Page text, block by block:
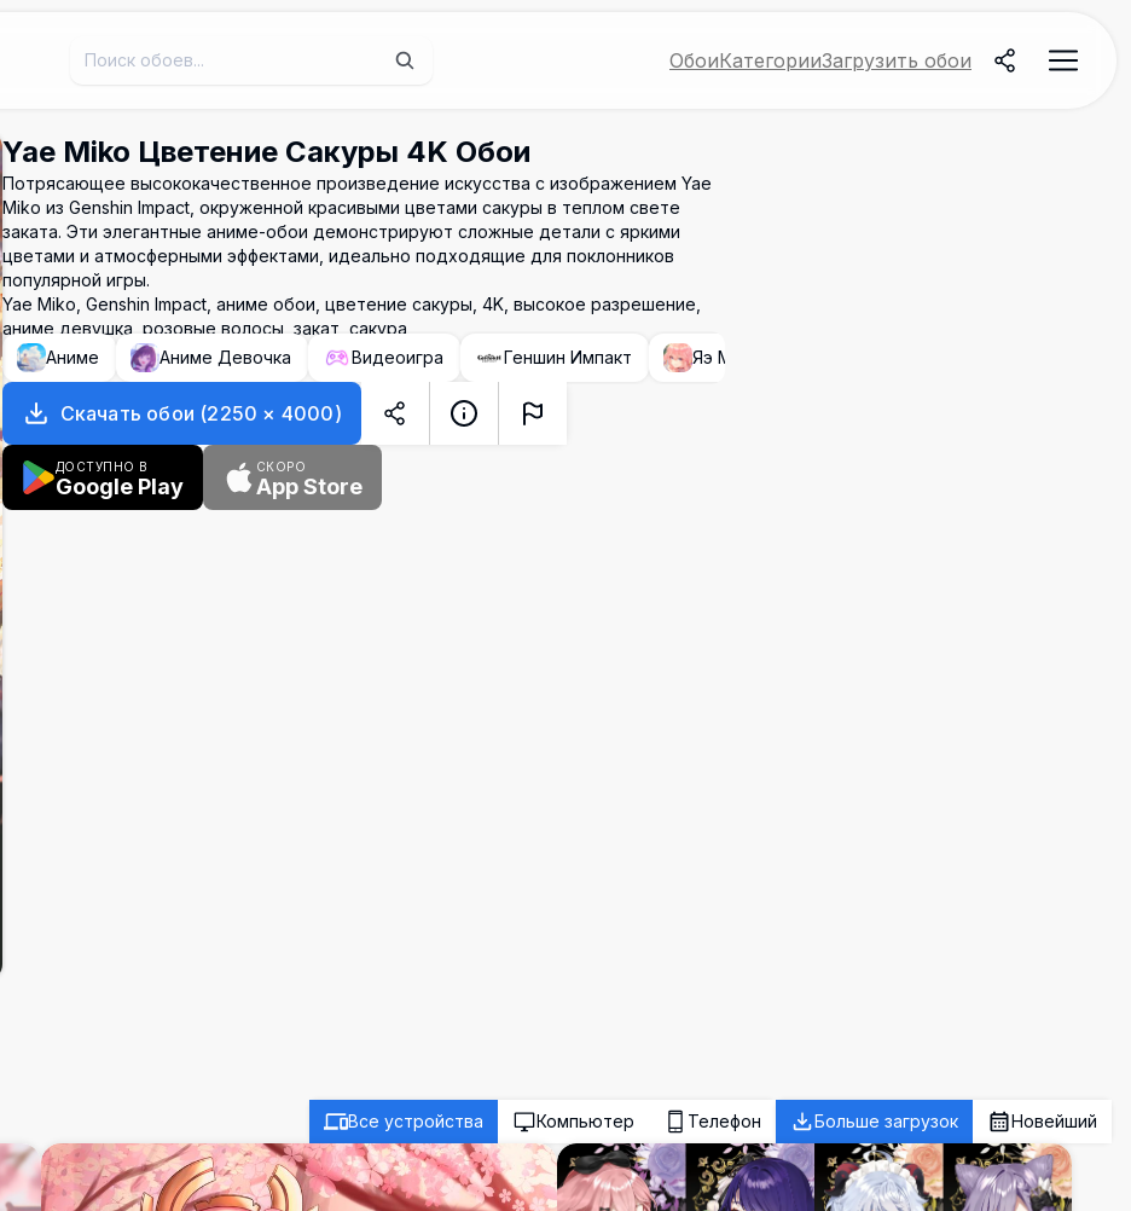
ОбоиКатегорииЗагрузить обои
Yae Miko Цветение Сакуры 4K Обои
Потрясающее высококачественное произведение искусства с изображением Yae
Miko из Genshin Impact, окруженной красивыми цветами сакуры в теплом свете
заката. Эти элегантные аниме-обои демонстрируют сложные детали с яркими
цветами и атмосферными эффектами, идеально подходящие для поклонников
популярной игры.
Yae Miko, Genshin Impact, аниме обои, цветение сакуры, 4K, высокое разрешение,
аниме девушка, розовые волосы, закат, сакура
Аниме
Аниме Девочка Видеоигра Геншин Импакт Яэ Мико (Геншин Импакт)
Скачать обои (2250 × 4000)
ДОСТУПНО В
Google Play
СКОРО
App Store
Все устройства Компьютер Телефон Больше загрузок Новейший